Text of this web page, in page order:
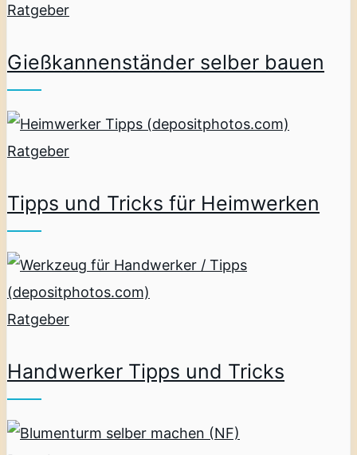
Ratgeber
Gießkannenständer selber bauen
Ratgeber
Tipps und Tricks für Heimwerken
Ratgeber
Handwerker Tipps und Tricks